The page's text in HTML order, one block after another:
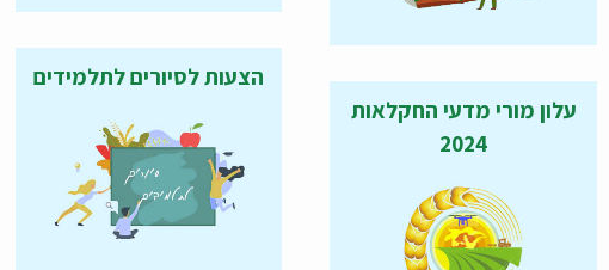
עלון מורי מדעי החקלאות
2024
הצעות לסיורים לתלמידים